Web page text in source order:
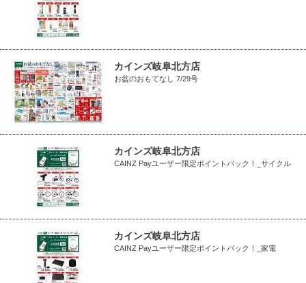
カインズ岐阜北方店
お盆のおもてなし 7/29号
カインズ岐阜北方店
CAINZ Payユーザー限定ポイントバック！_サイクル
カインズ岐阜北方店
CAINZ Payユーザー限定ポイントバック！_家電